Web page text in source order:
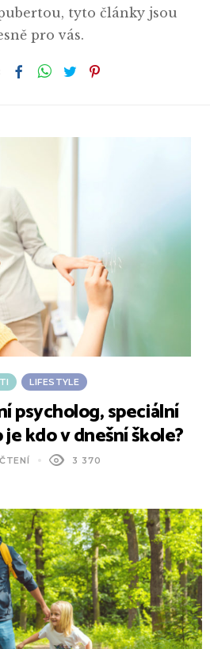
tyto články jsou
pro vás.
LIFESTYLE
psycholog, speciální
kdo v dnešní škole?
3 370